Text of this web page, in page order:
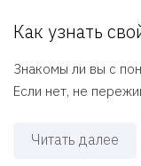
Как узнать
Знакомы ли вы с
Если нет, не
Читать далее